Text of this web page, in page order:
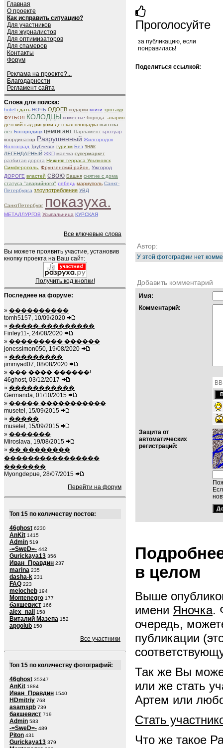
Главная
О проекте
Как исправить ситуацию?
Для участников
Для журналистов
Для оптимизаторов
Для спамеров
Контакты
Форум
Реклама на проекте?...
Благодарности
Регламент сайта
Слова для поиска:
hotel сдать НОЧЬ ОДОЕВ подарки книги тротаур
ФУТБОЛ КОЛОДЦЫ поместье борода
.авария
детский сад рисунки детская площадка высотка
лет Богородицк цемгигант Парламент ьротуар
координатор Разрушенный Жилгородок
Волгоград Трубчевск туризм Без знак
ЛЕГЕНДАРНЫЙ ЖКП маечка супермаркет
разбитая дорога Нижняя терраса Ульяновск
Симферополь. Фрунзенский район.
Ужгород
ДОРОГЕ властей свою Башня снятие с дома
статуса "аварийного" лебедь мариуполь Санкт-
Петербурга злоупотребление УВД
СанктПетербург показуха.
МЕТАЛЛУРГОВ Усыпальница КУРСКАЯ
Все ключевые слова
Вы можете проявить участие, установив
кнопку проекта на Ваш сайт:
Получить код кнопки!
Последнее на форуме:
» ����������
tomh5157, 10/09/2020
» �����-���������
Finley11-, 24/08/2020
» ��������� ������
jonessimon050, 19/08/2020
» ���������
jimmyad07, 08/08/2020
» ��� ���� ������!
46ghost, 03/12/2017
» �����������
Germanda, 01/10/2015
» ����� �����������
musetel, 15/09/2015
» �����
musetel, 15/09/2015
» �������
Miroslava, 19/08/2015
» �� ��������
����������������
�������
Myongdepue, 28/07/2015
Перейти на форум
Топ 15 по количеству постов:
46ghost 6230
AnKit 1415
Admin 519
-=SweD=- 442
Gurickaya13 356
Иван_Правдин 237
marina 235
dasha-k 231
FAQ 223
melocheb 194
Montenegro 177
бакшевист 166
alex_nail 158
Виталий Мазепа 152
apgolub 150
Все участники
Топ 15 по количеству фотографий:
46ghost 35347
AnKit 1884
Иван_Правдин 1540
HDmitriy 768
asamspb 739
бакшевист 719
Admin 583
-=SweD=- 489
Piton 431
Gurickaya13 379
Проголосуйте
за публикацию, если
понравилась!
Поделиться ссылкой:
Автор:
У этой фотографии нет
Добавить комментарий
Имя:
Комментарий:
Защита от
автоматических
регистраций:
в целом
Выше
имени Яночка.
очередь,
публикации
Так же Вы
или же стать
Артем или
Стать
Что же такое